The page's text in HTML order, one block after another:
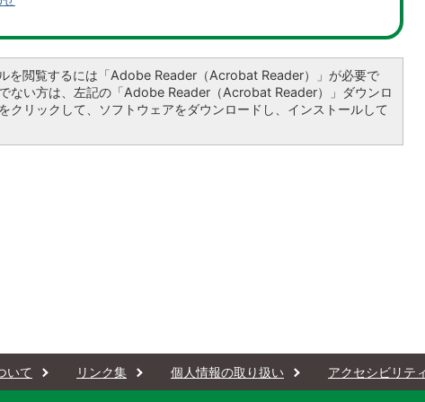
を閲覧するには「Adobe Reader（Acrobat Reader）」が必要で
ない方は、左記の「Adobe Reader（Acrobat Reader）」ダウンロ
クリックして、ソフトウェアをダウンロードし、インストールして
いて リンク集 個人情報の取り扱い アクセシビリテ